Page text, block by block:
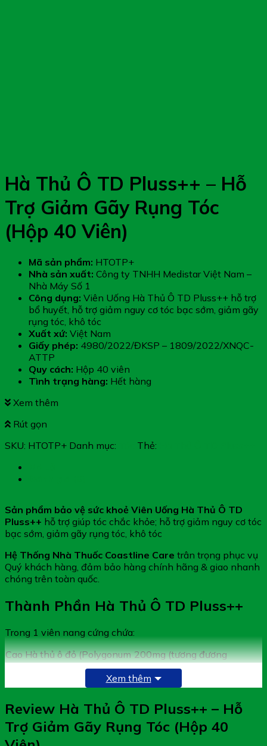
Hà Thủ Ô TD Pluss++ – Hỗ
Trợ Giảm Gãy Rụng Tóc
(Hộp 40 Viên)
Mã sản phẩm: HTOTP+
Nhà sản xuất: Công ty TNHH Medistar Việt Nam –
Nhà Máy Số 1
Công dụng: Viên Uống Hà Thủ Ô TD Pluss++ hỗ trợ
bổ huyết, hỗ trợ giảm nguy cơ tóc bạc sớm, giảm gãy
rụng tóc, khô tóc
Xuất xứ: Việt Nam
Giấy phép: 4980/2022/ĐKSP – 1809/2022/XNQC-
ATTP
Quy cách: Hộp 40 viên
Tình trạng hàng: Hết hàng
Xem thêm
Rút gọn
SKU: HTOTP+ Danh mục: Thẻ:
Sản phẩm bảo vệ sức khoẻ Viên Uống Hà Thủ Ô TD
Pluss++ hỗ trợ giúp tóc chắc khỏe; hỗ trợ giảm nguy cơ tóc
bạc sớm, giảm gãy rụng tóc, khô tóc
Hệ Thống Nhà Thuốc Coastline Care trân trọng phục vụ
Quý khách hàng, đảm bảo hàng chính hãng & giao nhanh
chóng trên toàn quốc.
Thành Phần Hà Thủ Ô TD Pluss++
Trong 1 viên nang cứng chứa:
Cao Hà thủ ô đỏ (Polygonum
multiflorum)
200mg (tương đương
2000mg Hà thủ ô đỏ)
100mg
Kẽm gluconate (tương đương 35mg
Chiết xuất Hạn liên thảo
(Eclipta prostrata)
22,5mg (tương đương
Xem thêm
Review Hà Thủ Ô TD Pluss++ – Hỗ
Trợ Giảm Gãy Rụng Tóc (Hộp 40